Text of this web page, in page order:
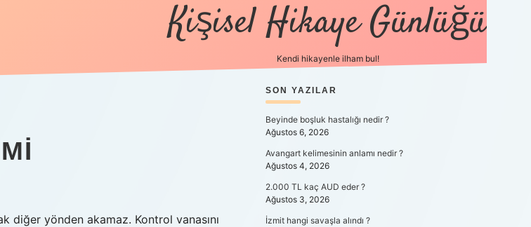
Kişisel Hikaye Günlüğü
Kendi hikayenle ilham bul!
diğer yönden akamaz. Kontrol vanasını
SIDEBAR
SON YAZILAR
Beyinde boşluk hastalığı nedir ?
Ağustos 6, 2026
Avangart kelimesinin anlamı nedir ?
Ağustos 4, 2026
2.000 TL kaç AUD eder ?
Ağustos 3, 2026
İzmit hangi savaşla alındı ?